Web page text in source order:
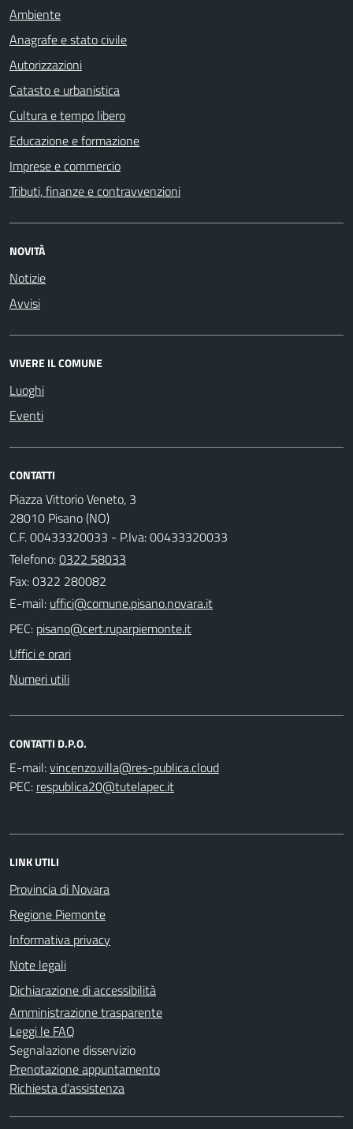
Ambiente
Anagrafe e stato civile
Autorizzazioni
Catasto e urbanistica
Cultura e tempo libero
Educazione e formazione
Imprese e commercio
Tributi, finanze e contravvenzioni
NOVITÀ
Notizie
Avvisi
VIVERE IL COMUNE
Luoghi
Eventi
CONTATTI
Piazza Vittorio Veneto, 3
28010 Pisano (NO)
C.F. 00433320033 - P.Iva: 00433320033
Telefono:0322 58033
Fax: 0322 280082
E-mail:
PEC:
Uffici e orari
Numeri utili
CONTATTI D.P.O.
E-mail:
PEC:
LINK UTILI
Provincia di Novara
Regione Piemonte
Informativa privacy
Note legali
Dichiarazione di accessibilità
Amministrazione trasparente
Leggi le FAQ
Segnalazione disservizio
Prenotazione appuntamento
Richiesta d'assistenza